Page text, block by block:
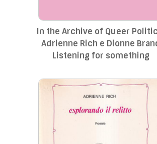
In the Archive of Queer
Adrienne Rich e Dionne
Listening for something